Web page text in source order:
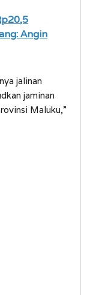
Angin
jalinan
jaminan
Maluku,”